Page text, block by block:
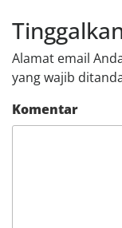
Alamat email
yang wajib
Komentar